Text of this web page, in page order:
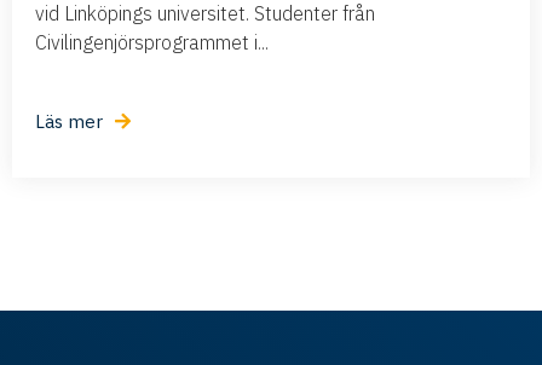
vid Linköpings universitet. Studenter från
Civilingenjörsprogrammet i...
Läs mer